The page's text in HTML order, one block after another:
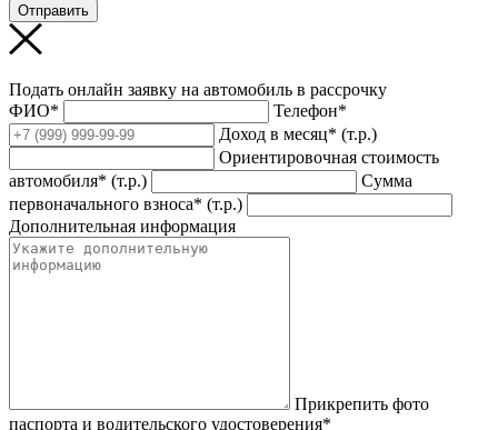
Отправить
Подать онлайн заявку на автомобиль в рассрочку
ФИО*
Телефон*
Доход в месяц* (т.р.)
Ориентировочная стоимость
автомобиля* (т.р.)
Сумма
первоначального взноса* (т.р.)
Дополнительная информация
Прикрепить фото
паспорта и водительского удостоверения*